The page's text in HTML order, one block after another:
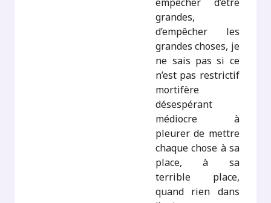
grandes,
d’empêcher les
grandes choses, je
ne sais pas si ce
n’est pas restrictif
mortifère
désespérant
médiocre à
pleurer de mettre
chaque chose à sa
place, à sa
terrible place,
quand rien dans